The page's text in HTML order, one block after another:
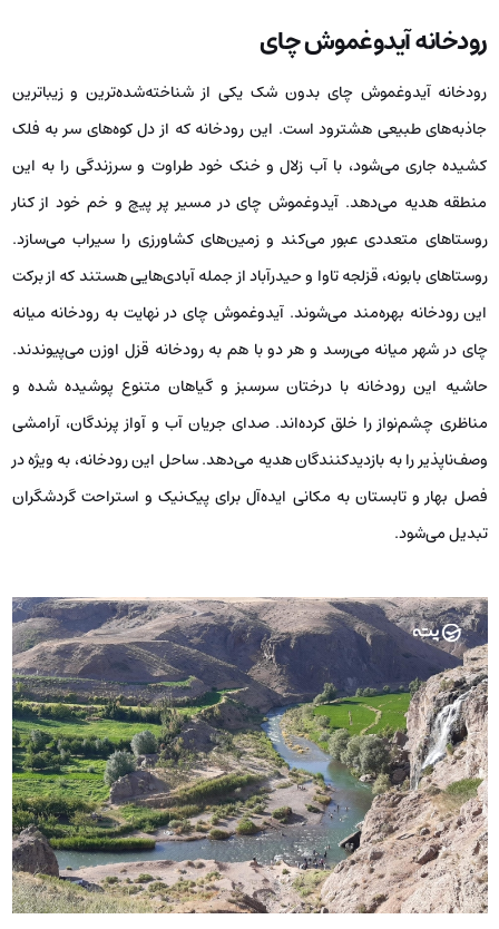
رودخانه آیدوغموش چای
رودخانه آیدوغموش چای بدون شک یکی از شناخته‌شده‌ترین و زیباترین
جاذبه‌های طبیعی هشترود است. این رودخانه که از دل کوه‌های سر به فلک
کشیده جاری می‌شود، با آب زلال و خنک خود طراوت و سرزندگی را به این
منطقه هدیه می‌دهد. آیدوغموش‌ چای در مسیر پر پیچ و خم خود از کنار
روستاهای متعددی عبور می‌کند و زمین‌های کشاورزی را سیراب می‌سازد.
روستاهای بابونه، قزلجه تاوا و حیدرآباد از جمله آبادی‌هایی هستند که از برکت
این رودخانه بهره‌مند می‌شوند. آیدوغموش چای در نهایت به رودخانه میانه‌
چای در شهر میانه می‌رسد و هر دو با هم به رودخانه قزل‌ اوزن می‌پیوندند.
حاشیه این رودخانه با درختان سرسبز و گیاهان متنوع پوشیده شده و
مناظری چشم‌نواز را خلق کرده‌اند. صدای جریان آب و آواز پرندگان، آرامشی
وصف‌ناپذیر را به بازدیدکنندگان هدیه می‌دهد. ساحل این رودخانه، به ویژه در
فصل بهار و تابستان به مکانی ایده‌آل برای پیک‌نیک و استراحت گردشگران
تبدیل می‌شود.